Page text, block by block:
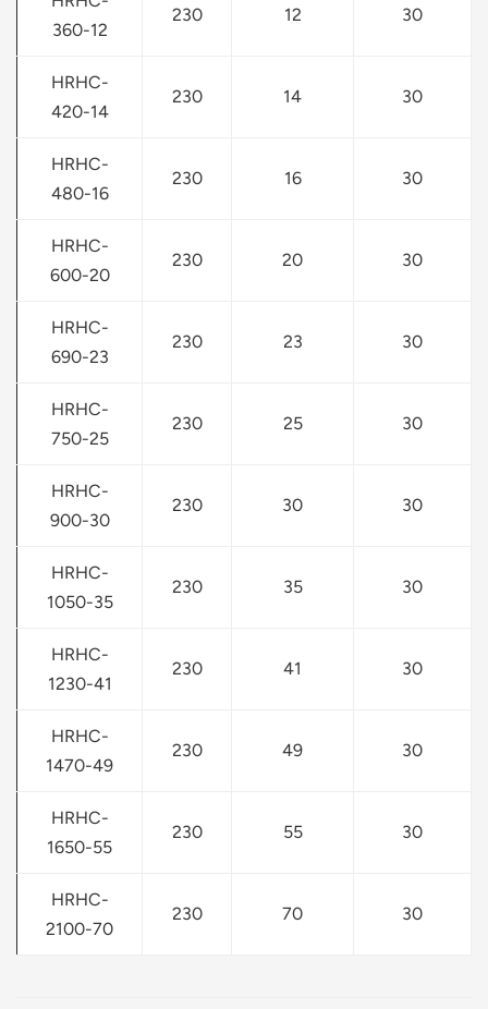
360-12
230 12 30
HRHC-
420-14
230 14 30
HRHC-
480-16
230 16 30
HRHC-
600-20
230 20 30
HRHC-
690-23
230 23 30
HRHC-
750-25
230 25 30
HRHC-
900-30
230 30 30
HRHC-
1050-35
230 35 30
HRHC-
1230-41
230 41 30
HRHC-
1470-49
230 49 30
HRHC-
1650-55
230 55 30
HRHC-
2100-70
230 70 30